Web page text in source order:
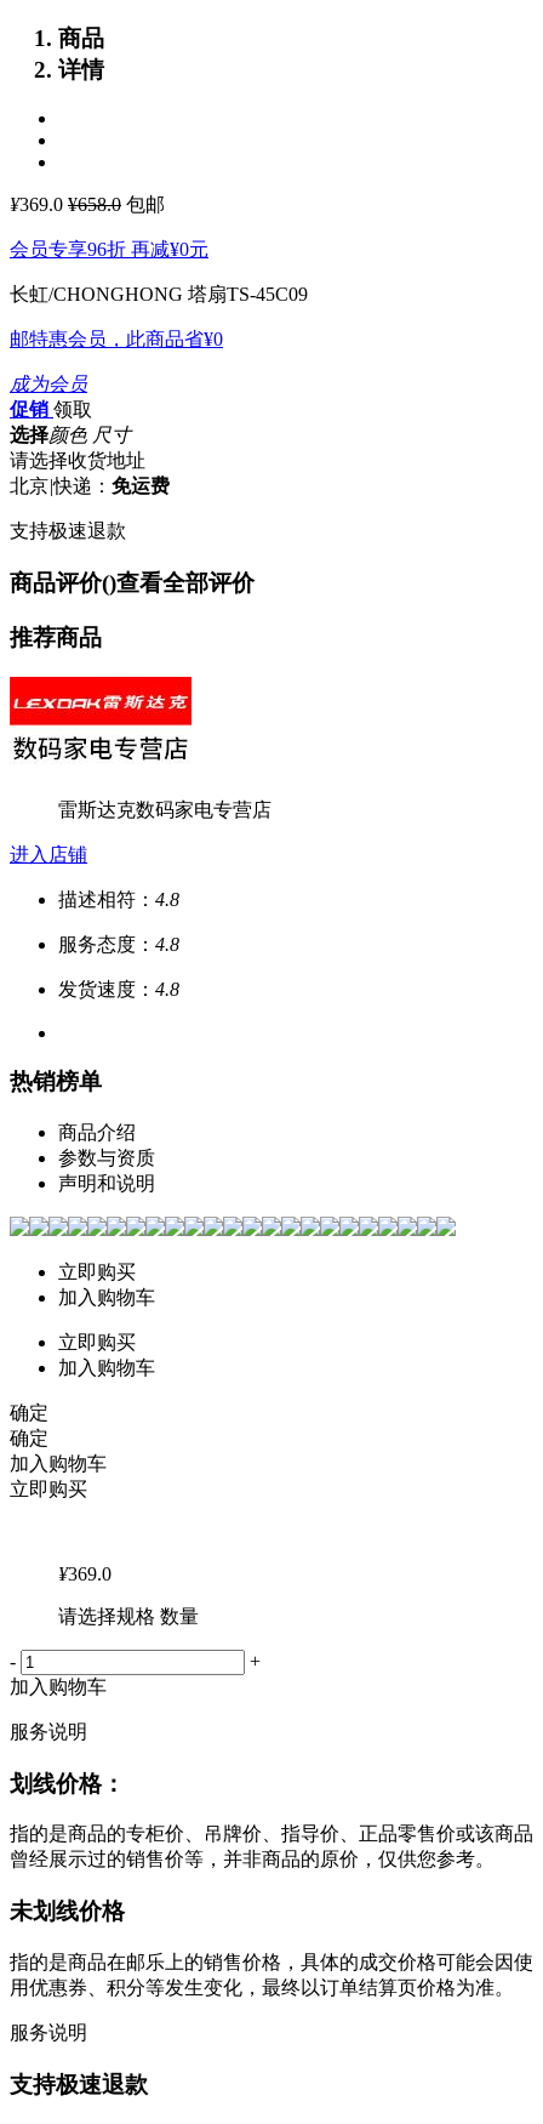
商品
详情
¥369.0 ¥658.0 包邮
会员专享96折 再减¥0元
长虹/CHONGHONG 塔扇TS-45C09
邮特惠会员，此商品省¥0
成为会员
促销 领取
选择颜色 尺寸
请选择收货地址
北京|快递： 免运费
支持极速退款
商品评价()查看全部评价
推荐商品
雷斯达克数码家电专营店
进入店铺
描述相符： 4.8
服务态度： 4.8
发货速度： 4.8
热销榜单
商品介绍
参数与资质
声明和说明
立即购买
加入购物车
立即购买
加入购物车
确定
确定
加入购物车
立即购买
¥369.0
请选择规格 数量
-
+
加入购物车
服务说明
划线价格：
指的是商品的专柜价、吊牌价、指导价、正品零售价或该商品
曾经展示过的销售价等，并非商品的原价，仅供您参考。
未划线价格
指的是商品在邮乐上的销售价格，具体的成交价格可能会因使
用优惠券、积分等发生变化，最终以订单结算页价格为准。
服务说明
支持极速退款